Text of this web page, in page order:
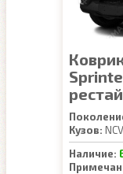
Кузов:
Наличие: